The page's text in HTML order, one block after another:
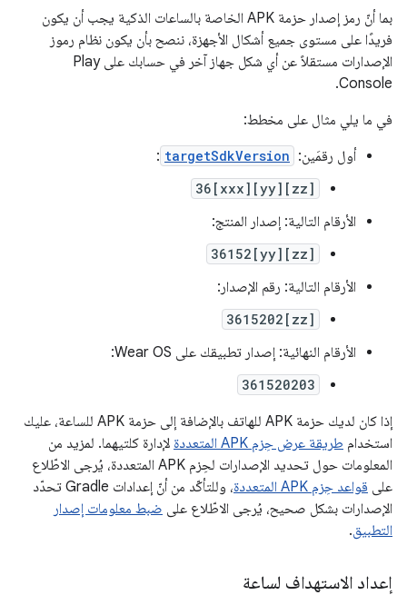
بما أنّ رمز إصدار حزمة APK الخاصة بالساعات الذكية يجب أن يكون
فريدًا على مستوى جميع أشكال الأجهزة، ننصح بأن يكون نظام رموز
الإصدارات مستقلاً عن أي شكل جهاز آخر في حسابك على Play
Console.
في ما يلي مثال على مخطط:
أول رقمَين: targetSdkVersion
:
36[xxx][yy][zz]
الأرقام التالية: إصدار المنتج:
36152[yy][zz]
الأرقام التالية: رقم الإصدار:
3615202[zz]
الأرقام النهائية: إصدار تطبيقك على Wear OS:
361520203
إذا كان لديك حزمة APK للهاتف بالإضافة إلى حزمة APK للساعة، عليك
استخدام طريقة عرض حِزم APK المتعددة
لإدارة كلتيهما. لمزيد من
المعلومات حول تحديد الإصدارات لحِزم APK المتعددة، يُرجى الاطّلاع
على قواعد حِزم APK المتعددة
، وللتأكّد من أنّ إعدادات Gradle تحدّد
الإصدارات بشكل صحيح، يُرجى الاطّلاع على ضبط معلومات إصدار
التطبيق.
إعداد الاستهداف لساعة